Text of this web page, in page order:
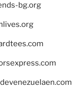
bg.org